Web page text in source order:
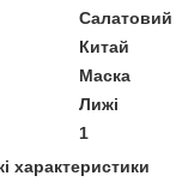
Салатовий
Китай
Маска
Лижі
1
характеристики